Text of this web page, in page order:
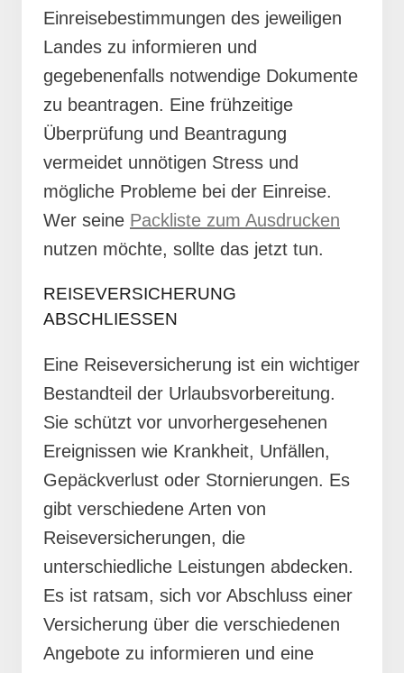
Einreisebestimmungen des jeweiligen
Landes zu informieren und
gegebenenfalls notwendige Dokumente
zu beantragen. Eine frühzeitige
Überprüfung und Beantragung
vermeidet unnötigen Stress und
mögliche Probleme bei der Einreise.
Wer seine Packliste zum Ausdrucken
nutzen möchte, sollte das jetzt tun.
REISEVERSICHERUNG
ABSCHLIESSEN
Eine Reiseversicherung ist ein wichtiger
Bestandteil der Urlaubsvorbereitung.
Sie schützt vor unvorhergesehenen
Ereignissen wie Krankheit, Unfällen,
Gepäckverlust oder Stornierungen. Es
gibt verschiedene Arten von
Reiseversicherungen, die
unterschiedliche Leistungen abdecken.
Es ist ratsam, sich vor Abschluss einer
Versicherung über die verschiedenen
Angebote zu informieren und eine